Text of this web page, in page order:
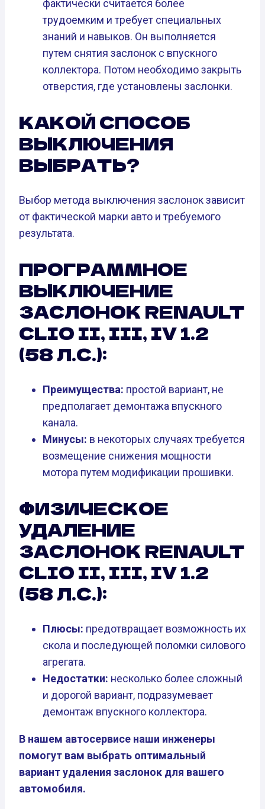
фактически считается более
трудоемким и требует специальных
знаний и навыков. Он выполняется
путем снятия заслонок с впускного
коллектора. Потом необходимо закрыть
отверстия, где установлены заслонки.
КАКОЙ СПОСОБ
ВЫКЛЮЧЕНИЯ
ВЫБРАТЬ?
Выбор метода выключения заслонок зависит
от фактической марки авто и требуемого
результата.
ПРОГРАММНОЕ
ВЫКЛЮЧЕНИЕ
ЗАСЛОНОК RENAULT
CLIO II, III, IV 1.2
(58 Л.С.):
Преимущества: простой вариант, не
предполагает демонтажа впускного
канала.
Минусы: в некоторых случаях требуется
возмещение снижения мощности
мотора путем модификации прошивки.
ФИЗИЧЕСКОЕ
УДАЛЕНИЕ
ЗАСЛОНОК RENAULT
CLIO II, III, IV 1.2
(58 Л.С.):
Плюсы: предотвращает возможность их
скола и последующей поломки силового
агрегата.
Недостатки: несколько более сложный
и дорогой вариант, подразумевает
демонтаж впускного коллектора.
В нашем автосервисе наши инженеры
помогут вам выбрать оптимальный
вариант удаления заслонок для вашего
автомобиля.